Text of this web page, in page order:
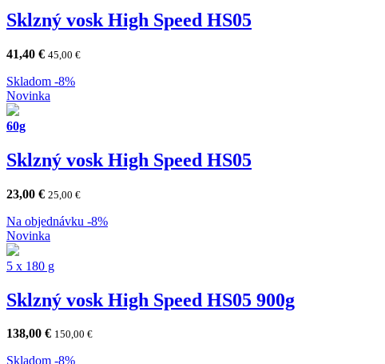
Sklzný vosk High Speed HS05
41,40 € 45,00 €
Skladom -8%
Novinka
60g
Sklzný vosk High Speed HS05
23,00 € 25,00 €
Na objednávku -8%
Novinka
5 x 180 g
Sklzný vosk High Speed HS05 900g
138,00 € 150,00 €
Skladom -8%